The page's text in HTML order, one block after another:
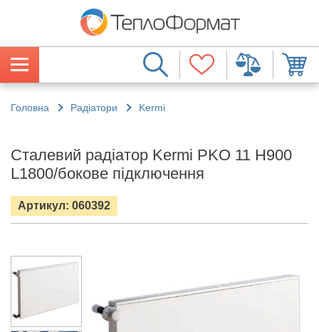
Головна Радіатори Kermi
Сталевий радіатор Kermi PKO 11 H900
L1800/бокове підключення
Артикул: 060392